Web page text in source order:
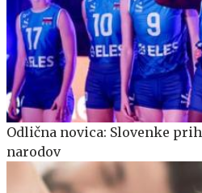
Odlična novica: Slovenke
narodov